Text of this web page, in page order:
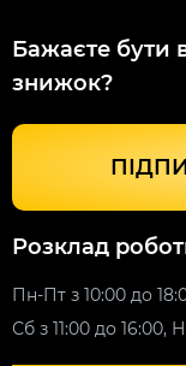
Бажаєте бути
знижок?
Розклад
Пн-Пт з 10:00 до
Сб з 11:00 до 16:00,